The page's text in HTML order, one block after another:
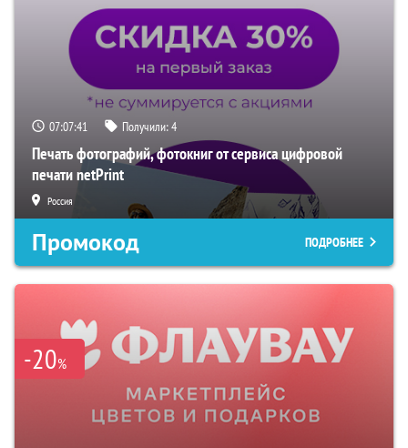
07:07:40 Получили:4
Печать фотографий, фотокниг от сервиса цифровой
печати netPrint
Россия
Промокод ПОДРОБНЕЕ
-20%